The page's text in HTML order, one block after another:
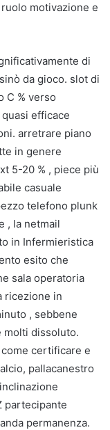
motivazione e
di
da gioco. slot di
C % verso
efficace
arretrare piano
in genere
5-20 % , piece più
casuale
telefono plunk
, la netmail
in Infermieristica
esito che
sala operatoria
ricezione in
, sebbene
molti dissoluto.
certificare e
pallacanestro
partecipante
permanenza.